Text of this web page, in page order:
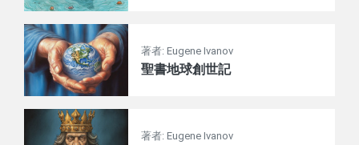
著者: Eugene Ivanov
聖書地球創世記
著者: Eugene Ivanov